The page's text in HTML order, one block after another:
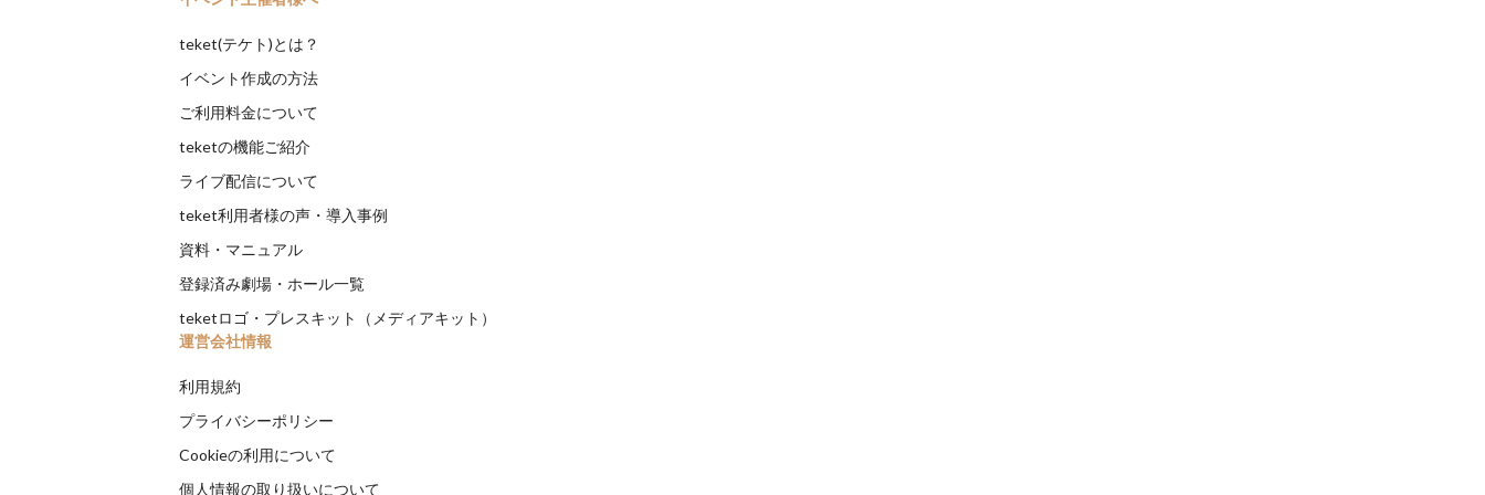
teket(テケト)とは？
イベント作成の方法
ご利用料金について
teketの機能ご紹介
ライブ配信について
teket利用者様の声・導入事例
資料・マニュアル
登録済み劇場・ホール一覧
teketロゴ・プレスキット（メディアキット）
運営会社情報
利用規約
プライバシーポリシー
Cookieの利用について
個人情報の取り扱いについて